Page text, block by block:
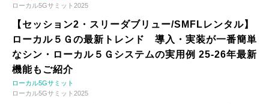
ローカル5Gサミット2025
【セッション2・スリーダブリュー/SMFLレンタル】
ローカル５Ｇの最新トレンド 導入・実装が一番簡単
なシン・ローカル５Ｇシステムの実用例 25-26年最新
機能もご紹介
ローカル5Gサミット
ローカル5Gサミット2025